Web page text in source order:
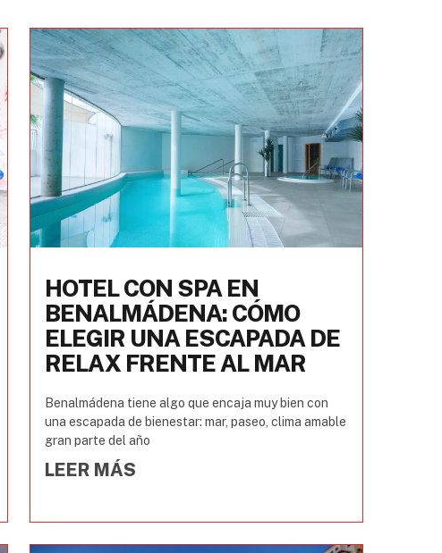
HOTEL CON SPA EN
BENALMÁDENA: CÓMO
ELEGIR UNA ESCAPADA DE
RELAX FRENTE AL MAR
Benalmádena tiene algo que encaja muy bien con
una escapada de bienestar: mar, paseo, clima amable
gran parte del año
LEER MÁS